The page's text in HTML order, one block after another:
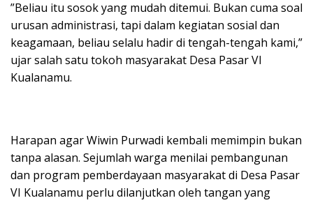
”Beliau itu sosok yang mudah ditemui. Bukan cuma soal
urusan administrasi, tapi dalam kegiatan sosial dan
keagamaan, beliau selalu hadir di tengah-tengah kami,”
ujar salah satu tokoh masyarakat Desa Pasar VI
Kualanamu.
Harapan agar Wiwin Purwadi kembali memimpin bukan
tanpa alasan. Sejumlah warga menilai pembangunan
dan program pemberdayaan masyarakat di Desa Pasar
VI Kualanamu perlu dilanjutkan oleh tangan yang